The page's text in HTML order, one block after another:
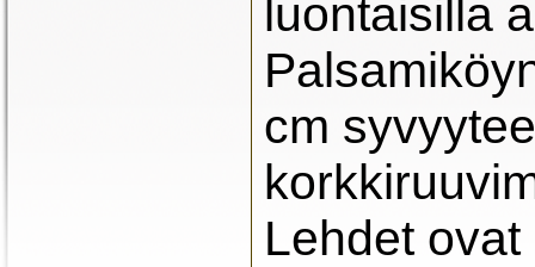
luontaisilla
cm
Lehdet